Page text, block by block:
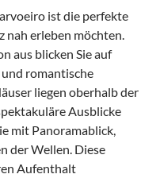
ist die perfekte
nah erleben möchten.
aus blicken Sie auf
romantische
liegen oberhalb der
Ausblicke
mit Panoramablick,
der Wellen. Diese
Aufenthalt